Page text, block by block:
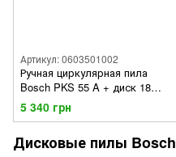
Артикул: 0603501002
Ручная циркулярная пила
Bosch PKS 55 A + диск 18
зубов
5 340 грн
Дисковые пилы Bosch